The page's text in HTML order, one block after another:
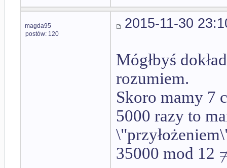
magda95
postów: 120
2015-11-30
Mógłbyś
rozumiem.
Skoro mamy 7
5000 razy to
35000 mod 12